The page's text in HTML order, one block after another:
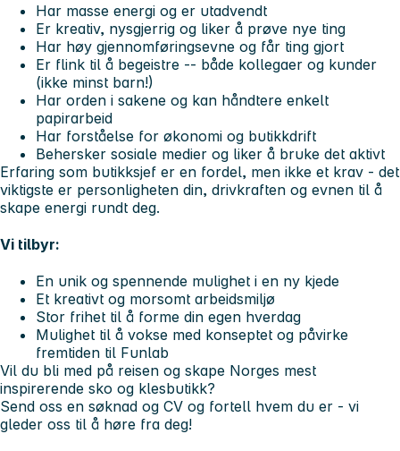
Har masse energi og er utadvendt
Er kreativ, nysgjerrig og liker å prøve nye ting
Har høy gjennomføringsevne og får ting gjort
Er flink til å begeistre -- både kollegaer og kunder
(ikke minst barn!)
Har orden i sakene og kan håndtere enkelt
papirarbeid
Har forståelse for økonomi og butikkdrift
Behersker sosiale medier og liker å bruke det aktivt
Erfaring som butikksjef er en fordel, men ikke et krav - det
viktigste er personligheten din, drivkraften og evnen til å
skape energi rundt deg.
Vi tilbyr:
En unik og spennende mulighet i en ny kjede
Et kreativt og morsomt arbeidsmiljø
Stor frihet til å forme din egen hverdag
Mulighet til å vokse med konseptet og påvirke
fremtiden til Funlab
Vil du bli med på reisen og skape Norges mest
inspirerende sko og klesbutikk?
Send oss en søknad og CV og fortell hvem du er - vi
gleder oss til å høre fra deg!